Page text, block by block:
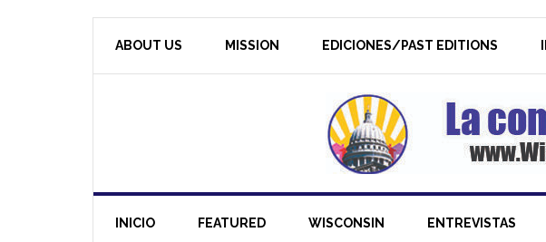
ABOUT US MISSION EDICIONES/PAST EDITIONS
INICIO FEATURED WISCONSIN ENTREVISTAS